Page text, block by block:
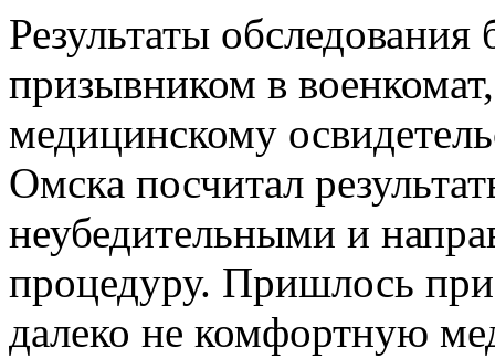
Результаты
призывником в
медицинскому
Омска посчитал
неубедительными и
процедуру. Пришлось
далеко не комфортную